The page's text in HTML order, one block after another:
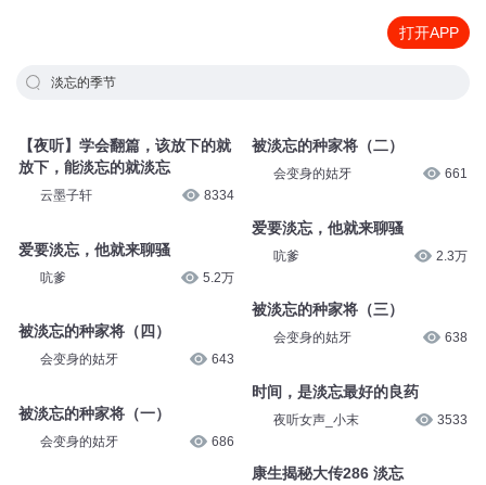
打开APP
淡忘的季节
【夜听】学会翻篇，该放下的就
放下，能淡忘的就淡忘
云墨子轩 8334
爱要淡忘，他就来聊骚
吭爹 5.2万
被淡忘的种家将（四）
会变身的姑牙 643
被淡忘的种家将（一）
会变身的姑牙 686
被淡忘的种家将（二）
会变身的姑牙 661
爱要淡忘，他就来聊骚
吭爹 2.3万
被淡忘的种家将（三）
会变身的姑牙 638
时间，是淡忘最好的良药
夜听女声_小末 3533
康生揭秘大传286 淡忘